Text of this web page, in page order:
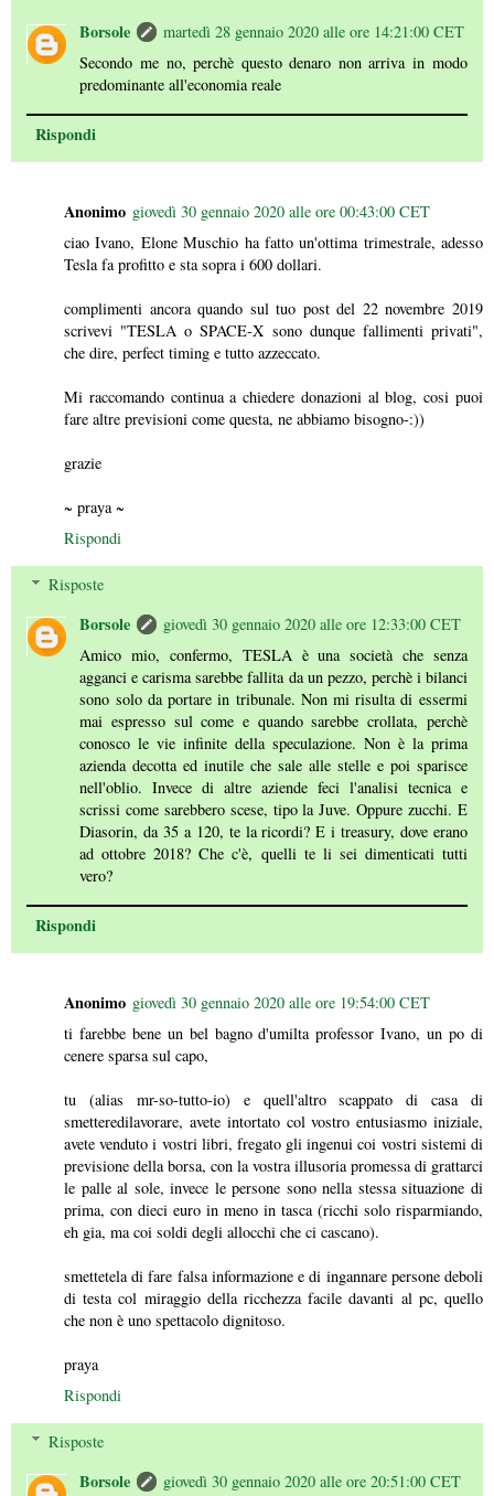
Borsole
martedì 28 gennaio 2020 alle ore 14:21:00 CET
Secondo me no, perchè questo denaro non arriva in modo
predominante all'economia reale
Rispondi
Anonimo giovedì 30 gennaio 2020 alle ore 00:43:00 CET
ciao Ivano, Elone Muschio ha fatto un'ottima trimestrale, adesso
Tesla fa profitto e sta sopra i 600 dollari.
complimenti ancora quando sul tuo post del 22 novembre 2019
scrivevi "TESLA o SPACE-X sono dunque fallimenti privati",
che dire, perfect timing e tutto azzeccato.
Mi raccomando continua a chiedere donazioni al blog, cosi puoi
fare altre previsioni come questa, ne abbiamo bisogno-:))
grazie
~ praya ~
Rispondi
Risposte
Borsole
giovedì 30 gennaio 2020 alle ore 12:33:00 CET
Amico mio, confermo, TESLA è una società che senza
agganci e carisma sarebbe fallita da un pezzo, perchè i bilanci
sono solo da portare in tribunale. Non mi risulta di essermi
mai espresso sul come e quando sarebbe crollata, perchè
conosco le vie infinite della speculazione. Non è la prima
azienda decotta ed inutile che sale alle stelle e poi sparisce
nell'oblio. Invece di altre aziende feci l'analisi tecnica e
scrissi come sarebbero scese, tipo la Juve. Oppure zucchi. E
Diasorin, da 35 a 120, te la ricordi? E i treasury, dove erano
ad ottobre 2018? Che c'è, quelli te li sei dimenticati tutti
vero?
Rispondi
Anonimo giovedì 30 gennaio 2020 alle ore 19:54:00 CET
ti farebbe bene un bel bagno d'umilta professor Ivano, un po di
cenere sparsa sul capo,
tu (alias mr-so-tutto-io) e quell'altro scappato di casa di
smetteredilavorare, avete intortato col vostro entusiasmo iniziale,
avete venduto i vostri libri, fregato gli ingenui coi vostri sistemi di
previsione della borsa, con la vostra illusoria promessa di grattarci
le palle al sole, invece le persone sono nella stessa situazione di
prima, con dieci euro in meno in tasca (ricchi solo risparmiando,
eh gia, ma coi soldi degli allocchi che ci cascano).
smettetela di fare falsa informazione e di ingannare persone deboli
di testa col miraggio della ricchezza facile davanti al pc, quello
che non è uno spettacolo dignitoso.
praya
Rispondi
Risposte
Borsole
giovedì 30 gennaio 2020 alle ore 20:51:00 CET